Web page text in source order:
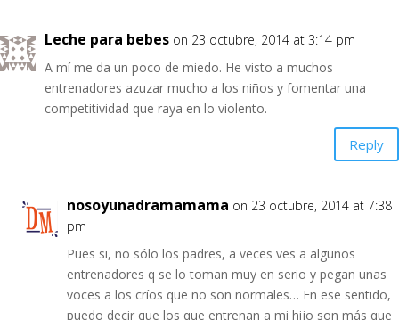
Leche para bebes on 23 octubre, 2014 at 3:14 pm
A mí me da un poco de miedo. He visto a muchos
entrenadores azuzar mucho a los niños y fomentar una
competitividad que raya en lo violento.
Reply
nosoyunadramamama on 23 octubre, 2014 at 7:38
pm
Pues si, no sólo los padres, a veces ves a algunos
entrenadores q se lo toman muy en serio y pegan unas
voces a los críos que no son normales… En ese sentido,
puedo decir que los que entrenan a mi hijo son más que